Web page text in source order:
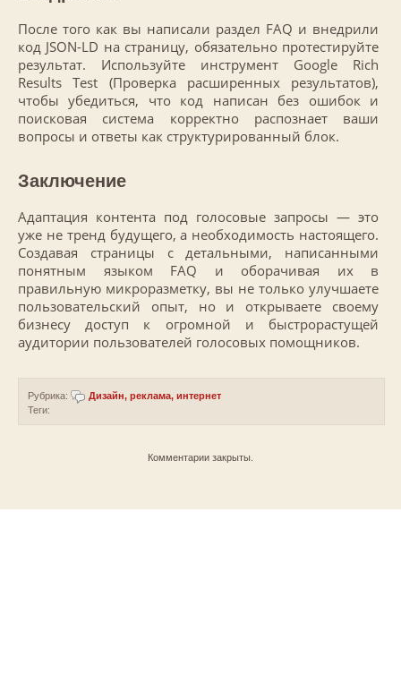
После того как вы написали раздел FAQ и внедрили
код JSON-LD на страницу, обязательно протестируйте
результат. Используйте инструмент Google Rich
Results Test (Проверка расширенных результатов),
чтобы убедиться, что код написан без ошибок и
поисковая система корректно распознает ваши
вопросы и ответы как структурированный блок.
Заключение
Адаптация контента под голосовые запросы — это
уже не тренд будущего, а необходимость настоящего.
Создавая страницы с детальными, написанными
понятным языком FAQ и оборачивая их в
правильную микроразметку, вы не только улучшаете
пользовательский опыт, но и открываете своему
бизнесу доступ к огромной и быстрорастущей
аудитории пользователей голосовых помощников.
Рубрика:
Дизайн, реклама, интернет
Теги:
Комментарии закрыты.